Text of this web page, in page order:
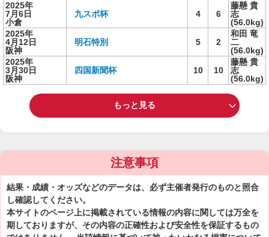
2025年
7月6日
小倉
九スポ杯 4 6
藤懸 貴
志
(56.0kg)
2025年
4月12日
阪神
明石特別 5 2
和田 竜
二
(56.0kg)
2025年
3月30日
阪神
四国新聞杯 10 10
藤懸 貴
志
(56.0kg)
もっと見る
注意事項
結果・成績・オッズなどのデータは、必ず主催者発行のものと照合
し確認してください。
本サイトのページ上に掲載されている情報の内容に関しては万全を
期しておりますが、その内容の正確性および安全性を保証するもの